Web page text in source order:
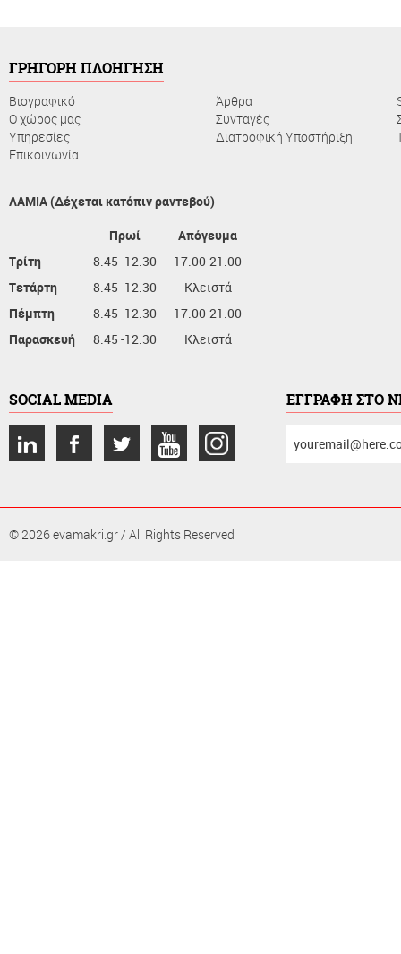
ΓΡΗΓΟΡΗ ΠΛΟΗΓΗΣΗ
Βιογραφικό Άρθρα
Ο χώρος μας
Συνταγές
Υπηρεσίες
Διατροφική Υποστήριξη
Επικοινωνία
ΛΑΜΙΑ (Δέχεται κατόπιν ραντεβού)
Πρωί
Απόγευμα
Τρίτη
8.45 -12.30
17.00-21.00
Τετάρτη
8.45 -12.30
Κλειστά
Πέμπτη
8.45 -12.30
17.00-21.00
Παρασκευή
8.45 -12.30 Κλειστά
SOCIAL MEDIA ΕΓΓΡΑΦΗ ΣΤΟ
το
© 2026 evamakri.gr / All Rights Reserved